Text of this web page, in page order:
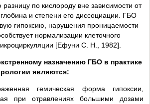
по кислороду вне зависимости от
и степени его диссоциации. ГБО
гипоксию, нарушения проницаемости
нормализации клеточного
[Ефуни С. Н., 1982].
назначению ГБО в практике
являются:
гемическая форма гипоксии,
при отравлениях большими дозами